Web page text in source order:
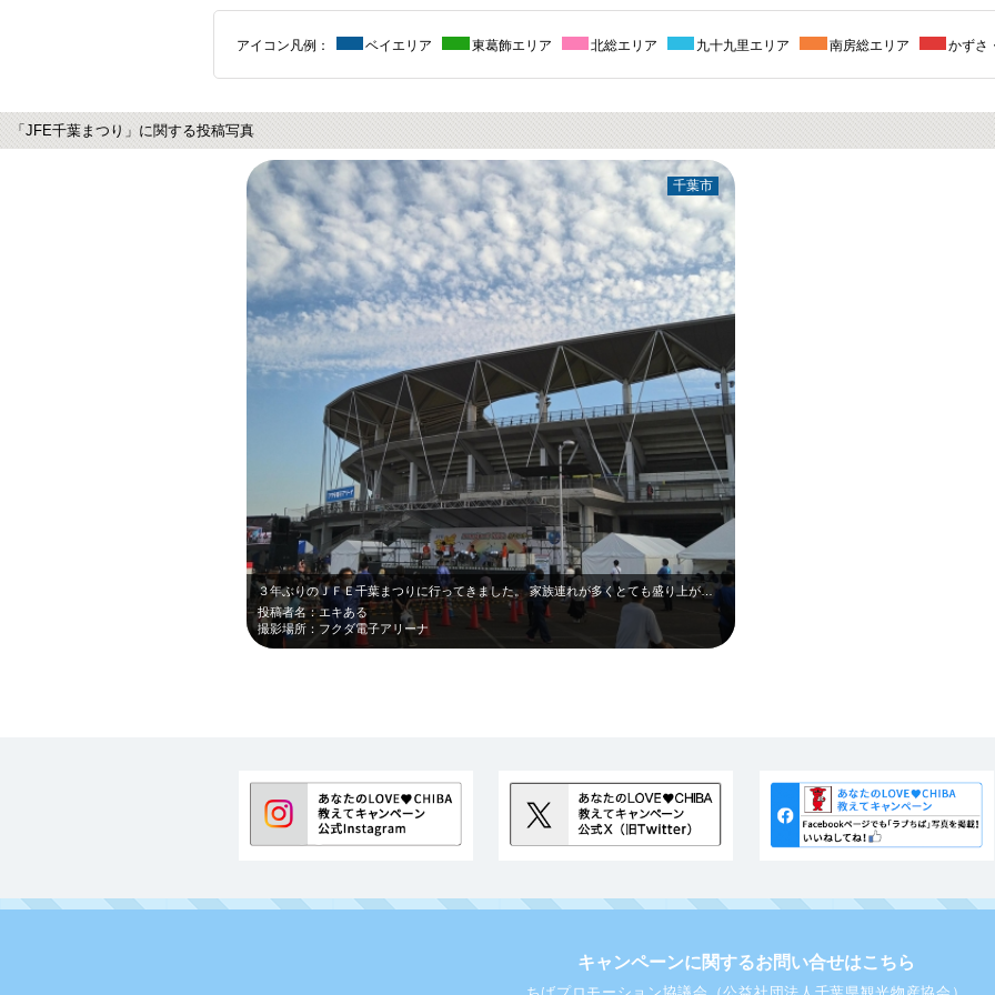
アイコン凡例： ベイエリア 東葛飾エリア 北総エリア 九十九里エリア 南房総エリア かずさ
「JFE千葉まつり」に関する投稿写真
３年ぶりのＪＦＥ千葉まつりに行ってきました。 家族連れが多くとても盛り上がっ…
投稿者名：エキある
撮影場所：フクダ電子アリーナ
千葉市
キャンペーンに関するお問い合せはこちら